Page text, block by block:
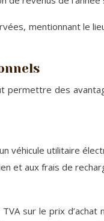
mentionnant le
permettre des
véhicule utilitaire
et aux frais de
sur le prix